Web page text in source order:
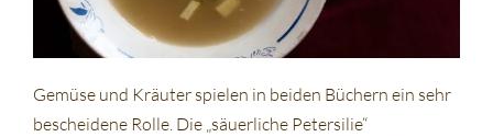
Gemüse und Kräuter spielen in beiden Büchern ein sehr
bescheidene Rolle. Die „säuerliche Petersilie“